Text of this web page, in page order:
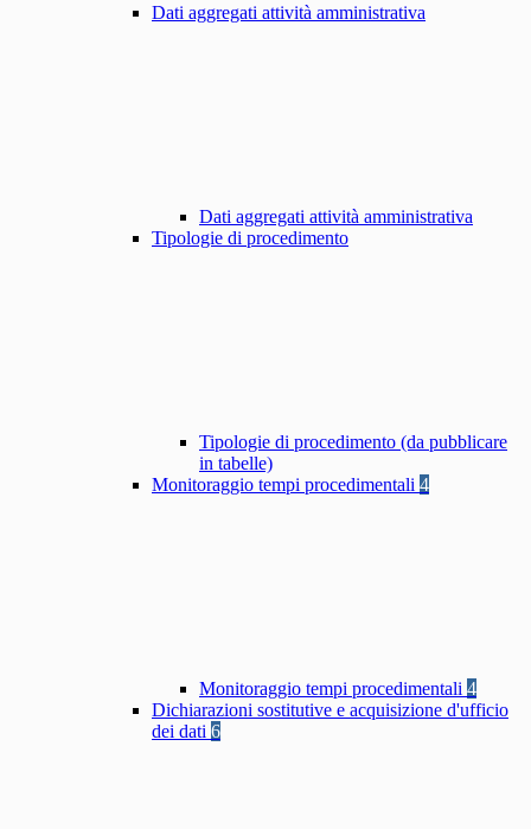
Dati aggregati attività amministrativa
Dati aggregati attività amministrativa
Tipologie di procedimento
Tipologie di procedimento (da pubblicare
in tabelle)
Monitoraggio tempi procedimentali 4
Monitoraggio tempi procedimentali 4
Dichiarazioni sostitutive e acquisizione d'ufficio
dei dati 6